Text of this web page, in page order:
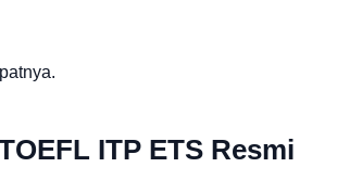
ITP ETS Resmi